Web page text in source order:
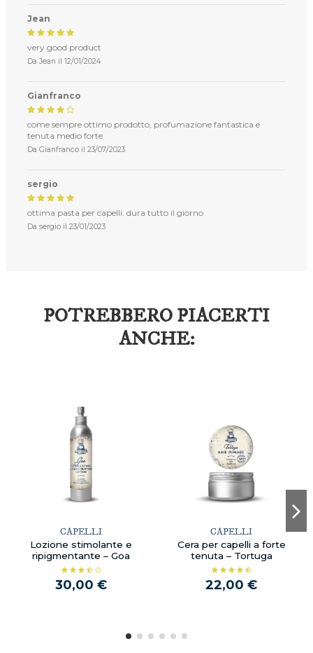
Jean
very good product
Da Jean il 12/01/2024
Gianfranco
come sempre ottimo prodotto, profumazione fantastica e
tenuta medio forte
Da Gianfrancoil 23/07/2023
sergio
ottima pasta per capelli. dura tutto il giorno
Da sergioil 23/01/2023
POTREBBERO PIACERTI
ANCHE:
CAPELLI
Lozione stimolante e
ripigmentante – Goa
30,00 €
CAPELLI
Cera per capelli a forte
tenuta – Tortuga
22,00 €